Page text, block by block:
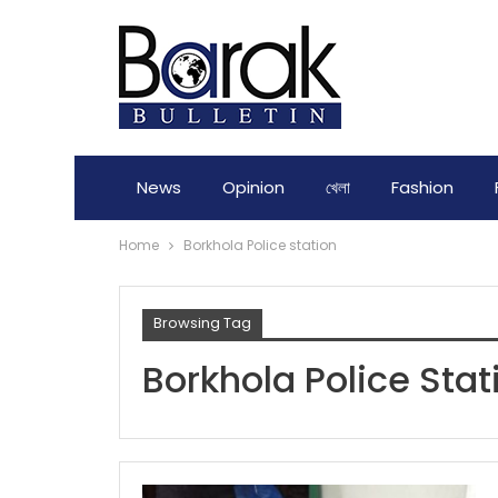
News Opinion খেলা Fashion
Home Borkhola Police station
Browsing Tag
Borkhola Police